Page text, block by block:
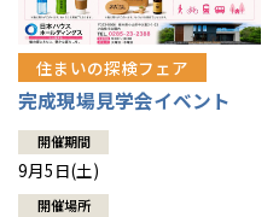
住まいの探検フェア
完成現場見学会イベント
開催期間
9月5日(土)
開催場所